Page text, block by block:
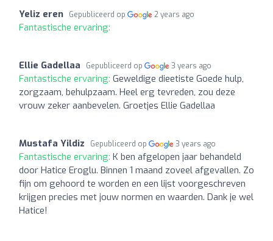
Yeliz eren Gepubliceerd op 2 years ago
Fantastische ervaring:
Ellie Gadellaa Gepubliceerd op 3 years ago
Fantastische ervaring: Geweldige dieetiste Goede hulp,
zorgzaam, behulpzaam. Heel erg tevreden, zou deze
vrouw zeker aanbevelen. Groetjes Ellie Gadellaa
Mustafa Yildiz Gepubliceerd op 3 years ago
Fantastische ervaring: K ben afgelopen jaar behandeld
door Hatice Eroglu. Binnen 1 maand zoveel afgevallen. Zo
fijn om gehoord te worden en een lijst voorgeschreven
krijgen precies met jouw normen en waarden. Dank je wel
Hatice!